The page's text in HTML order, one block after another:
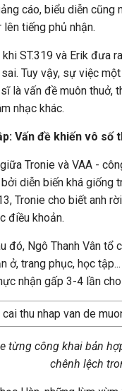
cáo, biểu diễn cũng
lên tiếng phủ nhận.
khi ST.319 và Erik đưa
Tuy vậy, sự việc
là vấn đề muôn thuở,
nhạc khác.
Vấn đề khiến vô số
Tronie và VAA -
diễn biến khá giống
Tronie cho biết anh
điều khoản.
đó, Ngô Thanh Vân tổ
ở, trang phục, học
nhận gấp 3-4 lần
từng công khai bản
chênh lệch